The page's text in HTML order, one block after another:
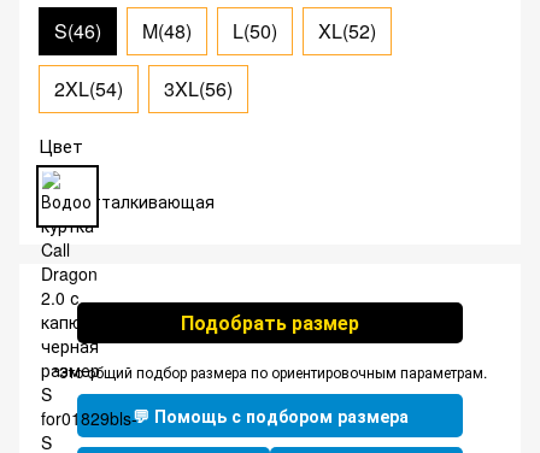
S(46) M(48) L(50) XL(52)
2XL(54) 3XL(56)
Цвет
Подобрать размер
*Это общий подбор размера по ориентировочным параметрам.
💬 Помощь с подбором размера